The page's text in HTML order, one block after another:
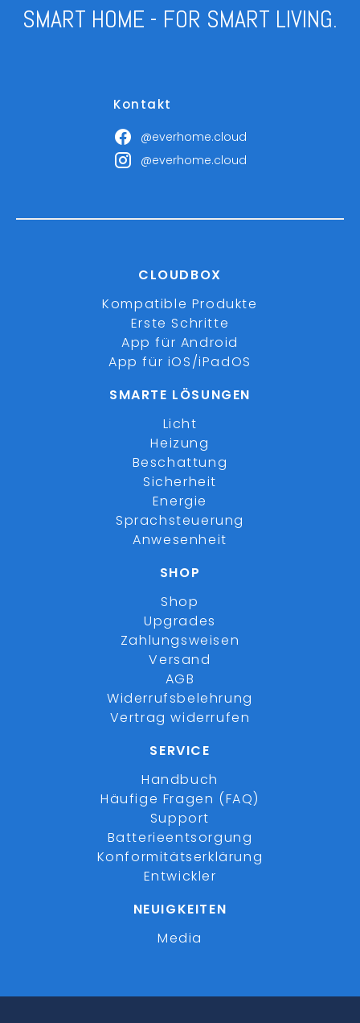
SMART HOME - FOR SMART LIVING.
Kontakt
@everhome.cloud
@everhome.cloud
CLOUDBOX
Kompatible Produkte
Erste Schritte
App für Android
App für iOS/iPadOS
SMARTE LÖSUNGEN
Licht
Heizung
Beschattung
Sicherheit
Energie
Sprachsteuerung
Anwesenheit
SHOP
Shop
Upgrades
Zahlungsweisen
Versand
AGB
Widerrufsbelehrung
Vertrag widerrufen
SERVICE
Handbuch
Häufige Fragen (FAQ)
Support
Batterieentsorgung
Konformitätserklärung
Entwickler
NEUIGKEITEN
Media